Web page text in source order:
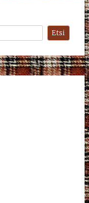
Etsi